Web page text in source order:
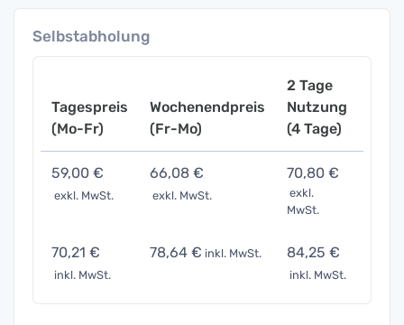
Selbstabholung
Tagespreis
(Mo-Fr)
Wochenendpreis
(Fr-Mo)
2 Tage
Nutzung
(4 Tage)
59,00 €
exkl. MwSt.
66,08 €
exkl. MwSt.
70,80 €
exkl.
MwSt.
70,21 €
inkl. MwSt.
78,64 € inkl. MwSt. 84,25 €
inkl. MwSt.